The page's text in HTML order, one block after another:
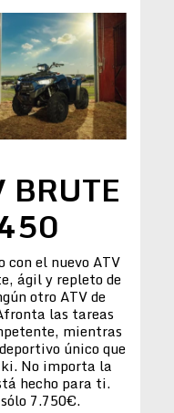
BRUTE
el nuevo ATV
ágil y repleto de
otro ATV de
las tareas
mientras
único que
No importa la
hecho para ti.
7.750€.